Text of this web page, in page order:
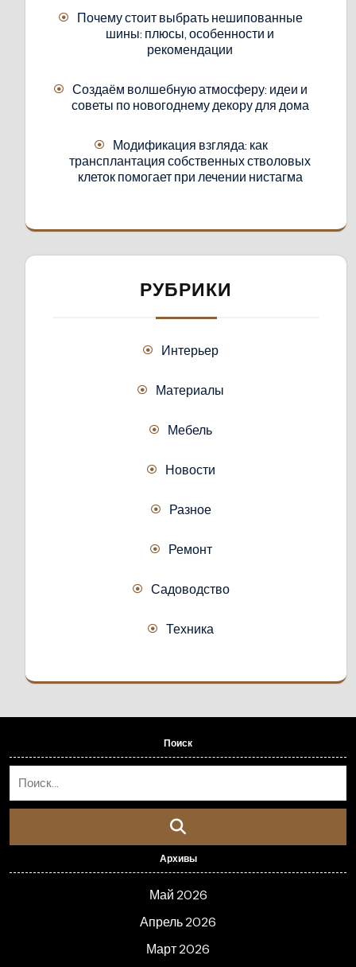
Почему стоит выбрать нешипованные
шины: плюсы, особенности и
рекомендации
Создаём волшебную атмосферу: идеи и
советы по новогоднему декору для дома
Модификация взгляда: как
трансплантация собственных стволовых
клеток помогает при лечении нистагма
РУБРИКИ
Интерьер
Материалы
Мебель
Новости
Разное
Ремонт
Садоводство
Техника
Поиск
Архивы
Май 2026
Апрель 2026
Март 2026